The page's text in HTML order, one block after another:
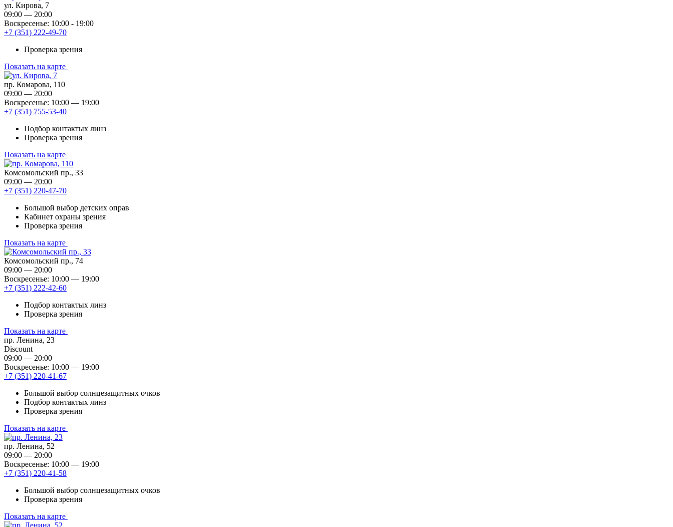
ул. Кирова, 7
09:00 — 20:00
Воскресенье: 10:00 - 19:00
+7 (351) 222-49-70
Проверка зрения
Показать на карте
пр. Комарова, 110
09:00 — 20:00
Воскресенье: 10:00 — 19:00
+7 (351) 755-53-40
Подбор контактых линз
Проверка зрения
Показать на карте
Комсомольский пр., 33
09:00 — 20:00
+7 (351) 220-47-70
Большой выбор детских оправ
Кабинет охраны зрения
Проверка зрения
Показать на карте
Комсомольский пр., 74
09:00 — 20:00
Воскресенье: 10:00 — 19:00
+7 (351) 222-42-60
Подбор контактых линз
Проверка зрения
Показать на карте
пр. Ленина, 23
Discount
09:00 — 20:00
Воскресенье: 10:00 — 19:00
+7 (351) 220-41-67
Большой выбор солнцезащитных очков
Подбор контактых линз
Проверка зрения
Показать на карте
пр. Ленина, 52
09:00 — 20:00
Воскресенье: 10:00 — 19:00
+7 (351) 220-41-58
Большой выбор солнцезащитных очков
Проверка зрения
Показать на карте